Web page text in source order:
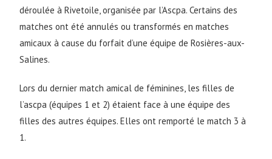
déroulée à Rivetoile, organisée par l’Ascpa. Certains des
matches ont été annulés ou transformés en matches
amicaux à cause du forfait d’une équipe de Rosières-aux-
Salines.
Lors du dernier match amical de féminines, les filles de
l’ascpa (équipes 1 et 2) étaient face à une équipe des
filles des autres équipes. Elles ont remporté le match 3 à
1.